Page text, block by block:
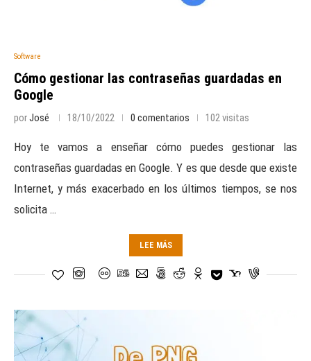
Software
Cómo gestionar las contraseñas guardadas en
Google
porJosé 18/10/2022 0 comentarios 102 visitas
Hoy te vamos a enseñar cómo puedes gestionar las
contraseñas guardadas en Google. Y es que desde que existe
Internet, y más exacerbado en los últimos tiempos, se nos
solicita …
LEE MÁS